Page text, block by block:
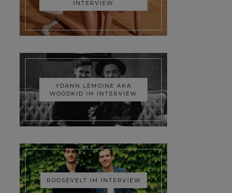
INTERVIEW
YOANN LEMOINE AKA
WOODKID IM INTERVIEW
ROOSEVELT IM INTERVIEW